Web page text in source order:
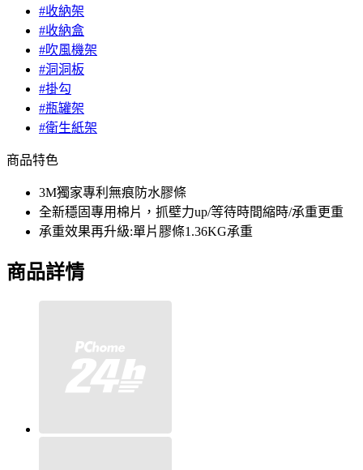
#收納架
#收納盒
#吹風機架
#洞洞板
#掛勾
#瓶罐架
#衛生紙架
商品特色
3M獨家專利無痕防水膠條
全新穩固專用棉片，抓壁力up/等待時間縮時/承重更重
承重效果再升級:單片膠條1.36KG承重
商品詳情